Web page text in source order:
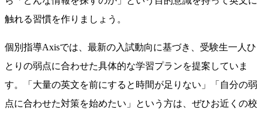
触れる習慣を作りましょう。
個別指導Axisでは、最新の入試動向に基づき、受験生一人ひ
とりの弱点に合わせた具体的な学習プランを提案していま
す。「大量の英文を前にすると時間が足りない」「自分の弱
点に合わせた対策を始めたい」という方は、ぜひお近くの校